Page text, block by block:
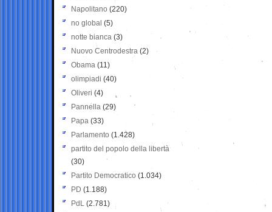
Napolitano (220)
no global (5)
notte bianca (3)
Nuovo Centrodestra (2)
Obama (11)
olimpiadi (40)
Oliveri (4)
Pannella (29)
Papa (33)
Parlamento (1.428)
partito del popolo della libertà
(30)
Partito Democratico (1.034)
PD (1.188)
PdL (2.781)